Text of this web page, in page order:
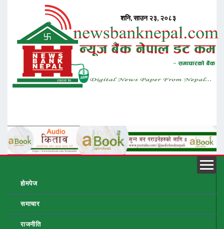
होमपेज
समाचार
राजनीति